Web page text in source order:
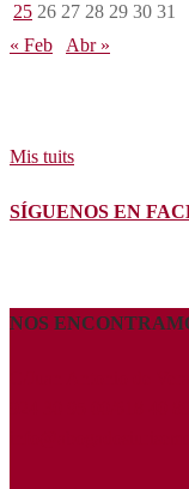
25 26 27 28 29 30 31
« Feb
Abr »
Mis tuits
SÍGUENOS EN
NOS